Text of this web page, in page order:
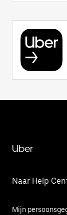
Uber
Naar Help
Mijn